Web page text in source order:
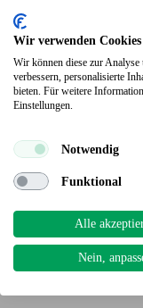
Wir verwenden Cookies
Wir können diese zur Analyse
verbessern, personalisierte
bieten. Für weitere
Einstellungen.
Notwendig
Funktional
Alle
Nein,